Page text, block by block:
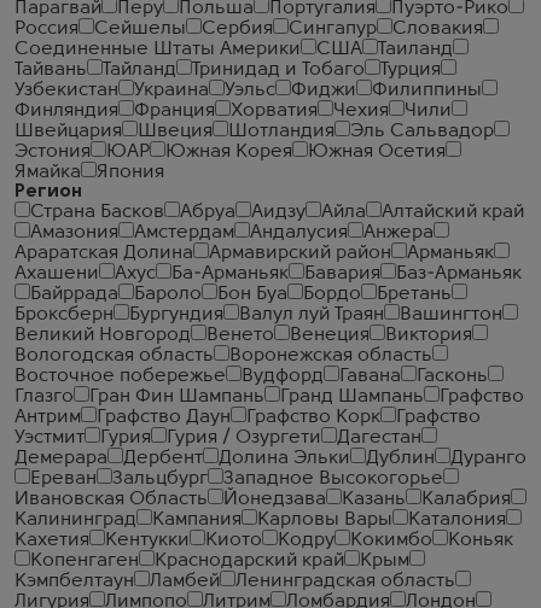
Парагвай
Перу Польша Португалия
Пуэрто-Рико
Россия
Сейшелы Сербия Сингапур
Словакия
Соединенные Штаты Америки
США
Таиланд
Тайвань
Тайланд Тринидад и Тобаго
Турция
Узбекистан
Украина Уэльс Фиджи
Филиппины
Финляндия
Франция Хорватия Чехия
Чили
Швейцария
Швеция Шотландия
Эль Сальвадор
Эстония
ЮАР Южная Корея
Южная Осетия
Ямайка
Япония
Регион
Страна Басков
Абруа Аидзу Айла
Алтайский край
Амазония
Амстердам Андалусия
Анжера
Араратская Долина
Армавирский район
Арманьяк
Ахашени
Ахус Ба-Арманьяк Бавария
Баз-Арманьяк
Байррада
Бароло Бон Буа Бордо
Бретань
Броксберн
Бургундия Валул луй Траян
Вашингтон
Великий Новгород
Венето Венеция
Виктория
Вологодская область
Воронежская область
Восточное побережье
Вудфорд Гавана
Гасконь
Глазго
Гран Фин Шампань Гранд Шампань
Графство
Антрим
Графство Даун Графство Корк
Графство
Уэстмит
Гурия Гурия / Озургети
Дагестан
Демерара
Дербент Долина Эльки Дублин
Дуранго
Ереван
Зальцбург
Западное Высокогорье
Ивановская Область
Йонедзава Казань
Калабрия
Калининград
Кампания Карловы Вары
Каталония
Кахетия
Кентукки Киото Кодру Кокимбо
Коньяк
Копенгаген
Краснодарский край
Крым
Кэмпбелтаун
Ламбей
Ленинградская область
Лигурия
Лимпопо Литрим Ломбардия
Лондон